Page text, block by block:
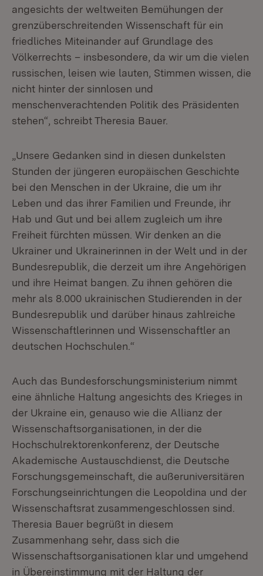
angesichts der weltweiten Bemühungen der
grenzüberschreitenden Wissenschaft für ein
friedliches Miteinander auf Grundlage des
Völkerrechts – insbesondere, da wir um die vielen
russischen, leisen wie lauten, Stimmen wissen, die
nicht hinter der sinnlosen und
menschenverachtenden Politik des Präsidenten
stehen“, schreibt Theresia Bauer.
„Unsere Gedanken sind in diesen dunkelsten
Stunden der jüngeren europäischen Geschichte
bei den Menschen in der Ukraine, die um ihr
Leben und das ihrer Familien und Freunde, ihr
Hab und Gut und bei allem zugleich um ihre
Freiheit fürchten müssen. Wir denken an die
Ukrainer und Ukrainerinnen in der Welt und in der
Bundesrepublik, die derzeit um ihre Angehörigen
und ihre Heimat bangen. Zu ihnen gehören die
mehr als 8.000 ukrainischen Studierenden in der
Bundesrepublik und darüber hinaus zahlreiche
Wissenschaftlerinnen und Wissenschaftler an
deutschen Hochschulen.“
Auch das Bundesforschungsministerium nimmt
eine ähnliche Haltung angesichts des Krieges in
der Ukraine ein, genauso wie die Allianz der
Wissenschaftsorganisationen, in der die
Hochschulrektorenkonferenz, der Deutsche
Akademische Austauschdienst, die Deutsche
Forschungsgemeinschaft, die außeruniversitären
Forschungseinrichtungen die Leopoldina und der
Wissenschaftsrat zusammengeschlossen sind.
Theresia Bauer begrüßt in diesem
Zusammenhang sehr, dass sich die
Wissenschaftsorganisationen klar und umgehend
in Übereinstimmung mit der Haltung der